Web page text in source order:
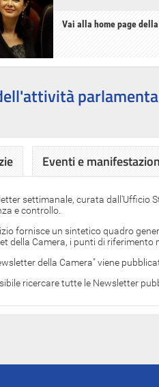
Vai alla home page
Eventi e
settimanale, curata dall'Ufficio
e controllo.
fornisce un sintetico quadro
della Camera, i punti di riferimento
della Camera" viene
ricercare tutte le Newsletter